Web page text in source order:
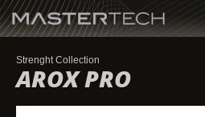
Strenght Collection
AROX PRO